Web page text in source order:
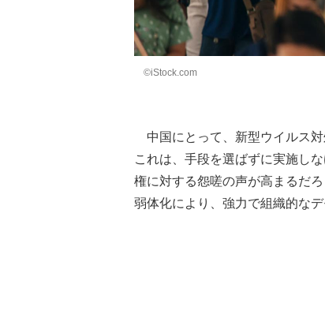
©iStock.com
中国にとって、新型ウイルス対
これは、手段を選ばずに実施し
権に対する怨嗟の声が高まるだ
弱体化により、強力で組織的な